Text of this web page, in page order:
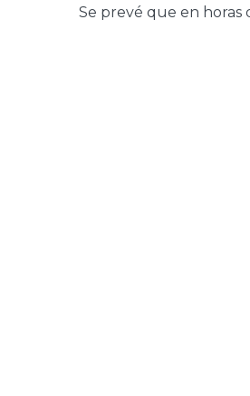
Se prevé que en horas